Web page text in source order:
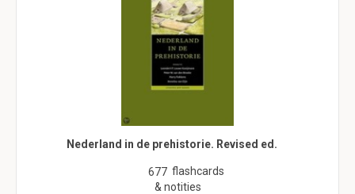
Nederland in de prehistorie. Revised ed.
677 flashcards
& notities